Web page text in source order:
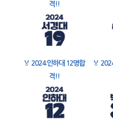
격!!
🏅 2024 인하대 12명합
격!!
🏅